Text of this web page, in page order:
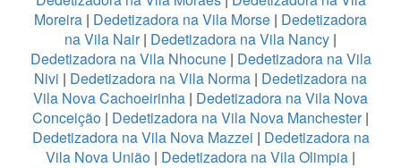
Moreira | Dedetizadora na Vila Morse | Dedetizadora
na Vila Nair| Dedetizadora na Vila Nancy |
Dedetizadora na Vila Nhocune| Dedetizadora na Vila
Nivi | Dedetizadora na Vila Norma | Dedetizadora na
Vila Nova Cachoeirinha | Dedetizadora na Vila Nova
Conceição | Dedetizadora na Vila Nova Manchester|
Dedetizadora na Vila Nova Mazzei | Dedetizadora na
Vila Nova União | Dedetizadora na Vila Olimpia |